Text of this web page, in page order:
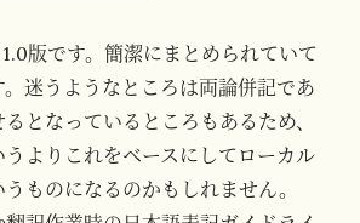
版です。簡潔にまとめられていて
迷うようなところは両論併記であ
となっているところもあるため、
うよりこれをベースにしてローカル
ものになるのかもしれません。